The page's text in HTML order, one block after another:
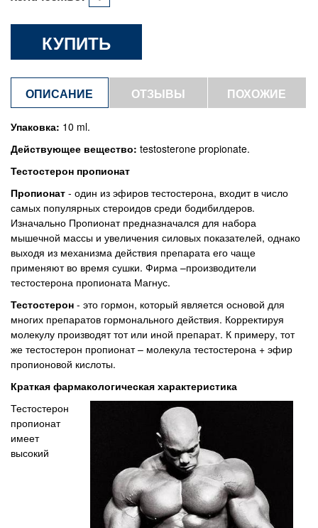
КУПИТЬ
ОПИСАНИЕ ОТЗЫВЫ
ПОХОЖИЕ
Упаковка: 10 ml.
Действующее вещество: testosterone propionate.
Тестостерон пропионат
Пропионат - один из эфиров тестостерона, входит в число
самых популярных стероидов среди бодибилдеров.
Изначально Пропионат предназначался для набора
мышечной массы и увеличения силовых показателей, однако
выходя из механизма действия препарата его чаще
применяют во время сушки. Фирма –производители
тестостерона пропионата Магнус.
Тестостерон - это гормон, который является основой для
многих препаратов гормонального действия. Корректируя
молекулу производят тот или иной препарат. К примеру, тот
же тестостерон пропионат – молекула тестостерона + эфир
пропионовой кислоты.
Краткая фармакологическая характеристика
Тестостерон
пропионат
имеет
высокий